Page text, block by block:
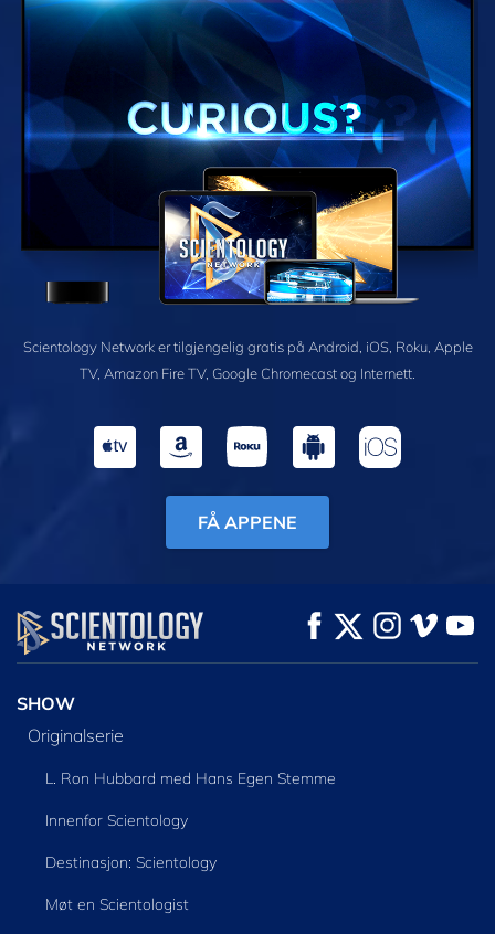
Scientology Network er tilgjengelig gratis på Android, iOS, Roku, Apple
TV, Amazon Fire TV, Google Chromecast og Internett.
FÅ APPENE
SHOW
Originalserie
L. Ron Hubbard med Hans Egen Stemme
Innenfor Scientology
Destinasjon: Scientology
Møt en Scientologist